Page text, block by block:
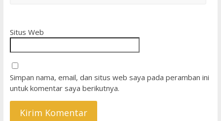
Situs Web
Simpan nama, email, dan situs web saya pada peramban ini
untuk komentar saya berikutnya.